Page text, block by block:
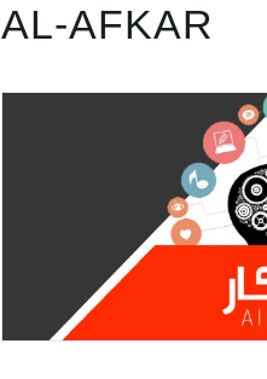
AL-AFKAR